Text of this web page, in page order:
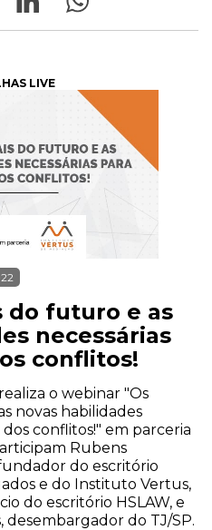
LIVE
do futuro e as
necessárias
conflitos!
o webinar "Os
novas habilidades
dos conflitos!" em parceria
Rubens
do escritório
e do Instituto Vertus,
do escritório HSLAW, e
desembargador do TJ/SP.